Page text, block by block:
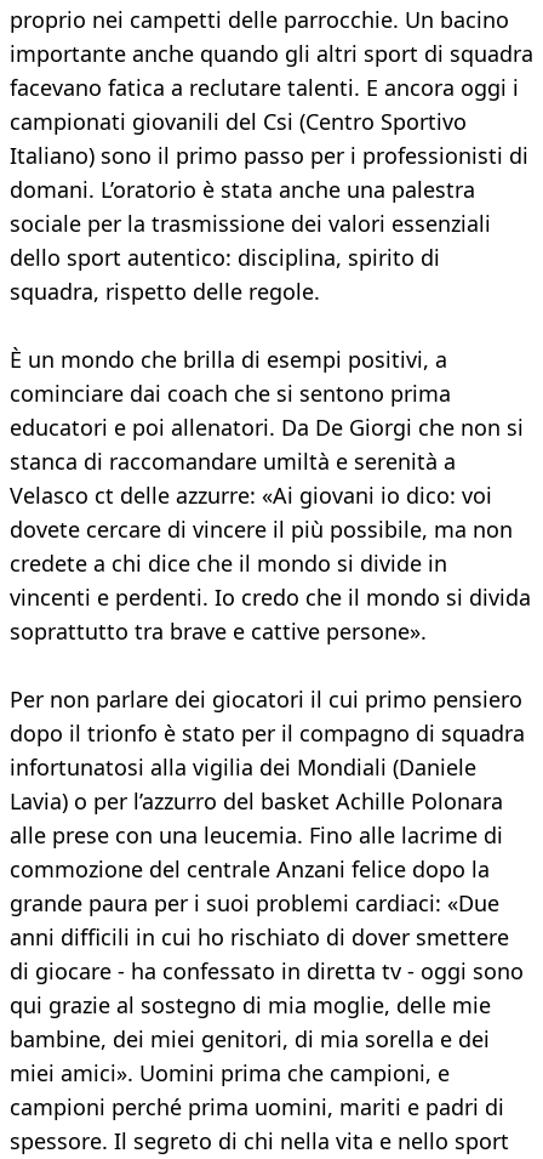
proprio nei campetti delle parrocchie. Un bacino
importante anche quando gli altri sport di squadra
facevano fatica a reclutare talenti. E ancora oggi i
campionati giovanili del Csi (Centro Sportivo
Italiano) sono il primo passo per i professionisti di
domani. L’oratorio è stata anche una palestra
sociale per la trasmissione dei valori essenziali
dello sport autentico: disciplina, spirito di
squadra, rispetto delle regole.
È un mondo che brilla di esempi positivi, a
cominciare dai coach che si sentono prima
educatori e poi allenatori. Da De Giorgi che non si
stanca di raccomandare umiltà e serenità a
Velasco ct delle azzurre: «Ai giovani io dico: voi
dovete cercare di vincere il più possibile, ma non
credete a chi dice che il mondo si divide in
vincenti e perdenti. Io credo che il mondo si divida
soprattutto tra brave e cattive persone».
Per non parlare dei giocatori il cui primo pensiero
dopo il trionfo è stato per il compagno di squadra
infortunatosi alla vigilia dei Mondiali (Daniele
Lavia) o per l’azzurro del basket Achille Polonara
alle prese con una leucemia. Fino alle lacrime di
commozione del centrale Anzani felice dopo la
grande paura per i suoi problemi cardiaci: «Due
anni difficili in cui ho rischiato di dover smettere
di giocare - ha confessato in diretta tv - oggi sono
qui grazie al sostegno di mia moglie, delle mie
bambine, dei miei genitori, di mia sorella e dei
miei amici». Uomini prima che campioni, e
campioni perché prima uomini, mariti e padri di
spessore. Il segreto di chi nella vita e nello sport